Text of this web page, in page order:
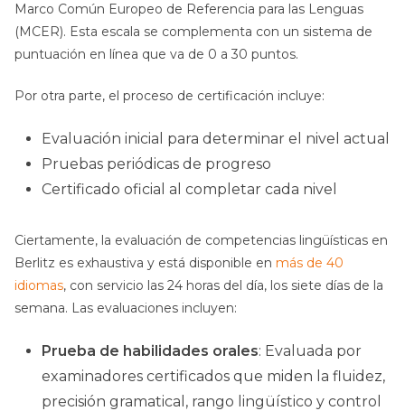
Marco Común Europeo de Referencia para las Lenguas
(MCER). Esta escala se complementa con un sistema de
puntuación en línea que va de 0 a 30 puntos.
Por otra parte, el proceso de certificación incluye:
Evaluación inicial para determinar el nivel actual
Pruebas periódicas de progreso
Certificado oficial al completar cada nivel
Ciertamente, la evaluación de competencias lingüísticas en
Berlitz es exhaustiva y está disponible en más de 40
idiomas, con servicio las 24 horas del día, los siete días de la
semana. Las evaluaciones incluyen:
Prueba de habilidades orales: Evaluada por
examinadores certificados que miden la fluidez,
precisión gramatical, rango lingüístico y control